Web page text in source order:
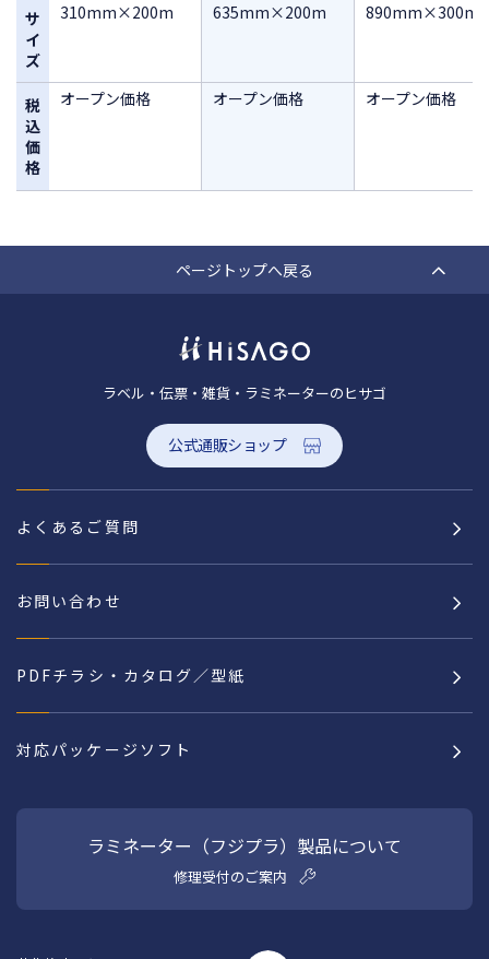
サ
イ
ズ
税
込
価
格
310mm×200m
オープン価格
635mm×200m
オープン価格
890mm×300m
オープン価格
ページトップへ戻る
ラベル・伝票・雑貨・ラミネーターのヒサゴ
公式通販ショップ
よくあるご質問
お問い合わせ
PDFチラシ・カタログ／型紙
対応パッケージソフト
ラミネーター（フジプラ）製品について
修理受付のご案内